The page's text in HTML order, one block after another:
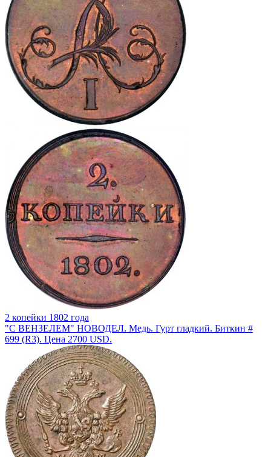
2 копейки 1802 года
"С ВЕНЗЕЛЕМ" НОВОДЕЛ. Медь. Гурт гладкий. Биткин #
699 (R3). Цена 2700 USD.